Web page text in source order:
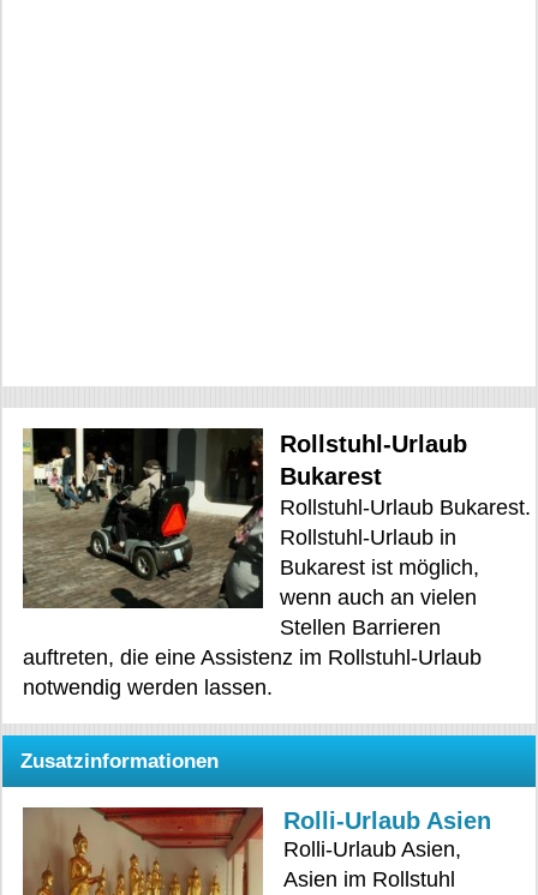
Rollstuhl-Urlaub
Bukarest
Rollstuhl-Urlaub Bukarest.
Rollstuhl-Urlaub in
Bukarest ist möglich,
wenn auch an vielen
Stellen Barrieren
auftreten, die eine Assistenz im Rollstuhl-Urlaub
notwendig werden lassen.
Zusatzinformationen
Rolli-Urlaub Asien
Rolli-Urlaub Asien,
Asien im Rollstuhl